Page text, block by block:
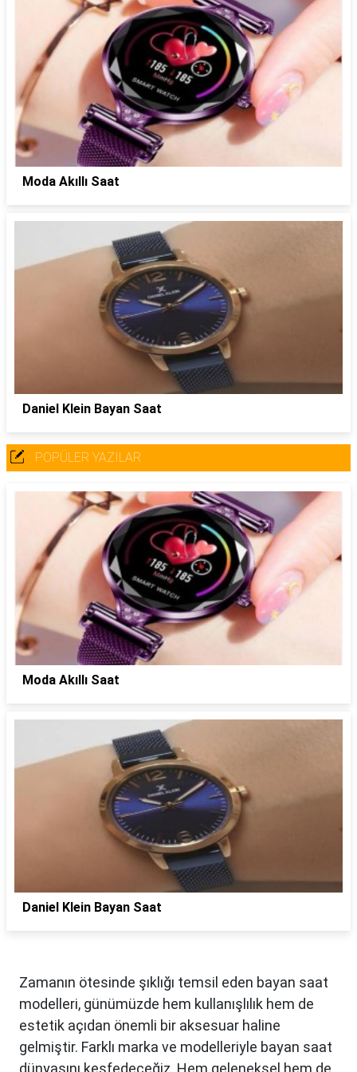
Moda Akıllı Saat
Daniel Klein Bayan Saat
POPÜLER YAZILAR
Moda Akıllı Saat
Daniel Klein Bayan Saat
Zamanın ötesinde şıklığı temsil eden bayan saat
modelleri, günümüzde hem kullanışlılık hem de
estetik açıdan önemli bir aksesuar haline
gelmiştir. Farklı marka ve modelleriyle bayan saat
dünyasını keşfedeceğiz. Hem geleneksel hem de